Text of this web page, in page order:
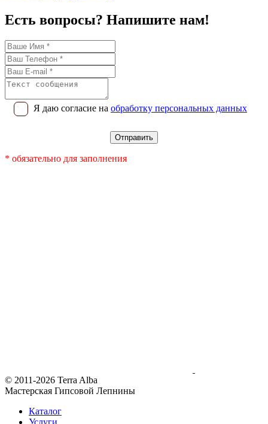
Есть вопросы? Напишите нам!
Я даю согласие на обработку персональных данных
* обязательно для заполнения
© 2011-2026 Terra Alba
Мастерская Гипсовой Лепнины
Каталог
Услуги